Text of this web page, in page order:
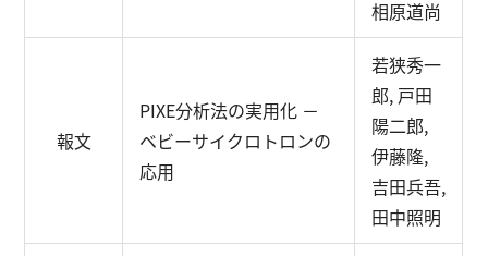
相原道尚
報文
PIXE分析法の実用化 －
ベビーサイクロトロンの
応用
若狭秀一
郎, 戸田
陽二郎,
伊藤隆,
吉田兵吾,
田中照明